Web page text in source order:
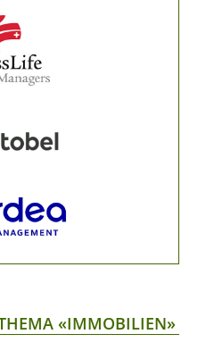
«IMMOBILIEN»